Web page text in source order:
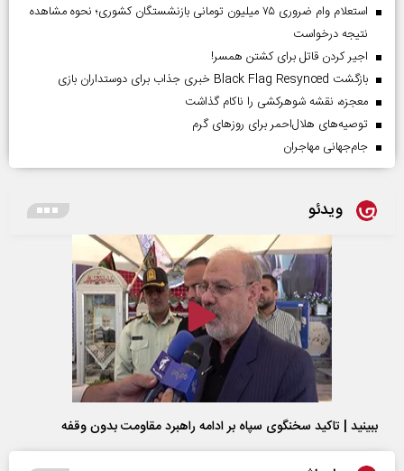
استعلام وام ضروری ۷۵ میلیون تومانی بازنشستگان کشوری؛ نحوه مشاهده
نتیجه درخواست
اجیر کردن قاتل برای کشتن همسر!
بازگشت Black Flag Resynced خبری جذاب برای دوستداران بازی
معجزه، نقشه شوهرکشی را ناکام گذاشت
توصیه‌های هلال‌احمر برای روز‌های گرم
جام‌جهانی مهاجران
ویدئو
ببینید | تاکید سخنگوی سپاه بر ادامه راهبرد مقاومت بدون وقفه